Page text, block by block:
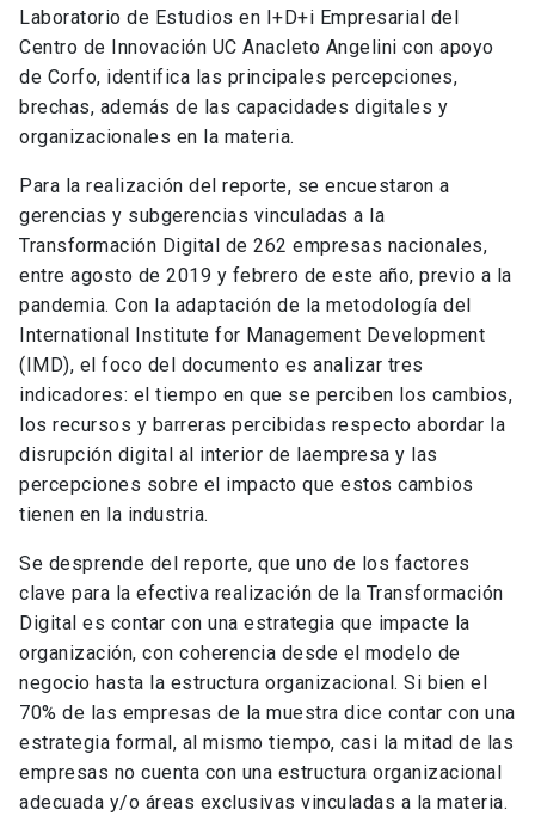
Laboratorio de Estudios en I+D+i Empresarial del
Centro de Innovación UC Anacleto Angelini con apoyo
de Corfo, identifica las principales percepciones,
brechas, además de las capacidades digitales y
organizacionales en la materia.
Para la realización del reporte, se encuestaron a
gerencias y subgerencias vinculadas a la
Transformación Digital de 262 empresas nacionales,
entre agosto de 2019 y febrero de este año, previo a la
pandemia. Con la adaptación de la metodología del
International Institute for Management Development
(IMD), el foco del documento es analizar tres
indicadores: el tiempo en que se perciben los cambios,
los recursos y barreras percibidas respecto abordar la
disrupción digital al interior de laempresa y las
percepciones sobre el impacto que estos cambios
tienen en la industria.
Se desprende del reporte, que uno de los factores
clave para la efectiva realización de la Transformación
Digital es contar con una estrategia que impacte la
organización, con coherencia desde el modelo de
negocio hasta la estructura organizacional. Si bien el
70% de las empresas de la muestra dice contar con una
estrategia formal, al mismo tiempo, casi la mitad de las
empresas no cuenta con una estructura organizacional
adecuada y/o áreas exclusivas vinculadas a la materia.